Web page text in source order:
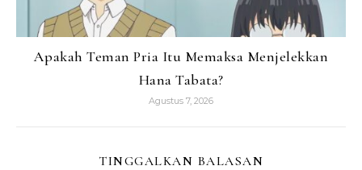
Apakah Teman Pria Itu Memaksa Menjelekkan
Hana Tabata?
Agustus 7, 2026
TINGGALKAN BALASAN